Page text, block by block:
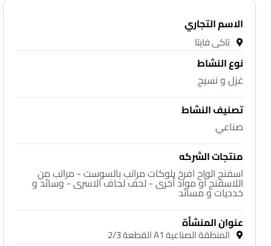
الاسم التجاري
تاكى فايتا
نوع النشاط
غزل و نسيج
تصنيف النشاط
صناعي
منتجات الشركه
اسفنج الواح افرخ بلوكات مراتب بالسوست - مراتب من
اللاسفنج أو مواد أخرى - لحف لحاف الاسرى - وسائد و
خدديات و مسائد
عنوان المنشأة
المنطقة الصناعية A1 القطعة 2/3